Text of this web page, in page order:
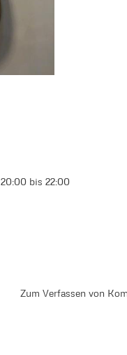
20:00 bis 22:00
Zum Verfassen von